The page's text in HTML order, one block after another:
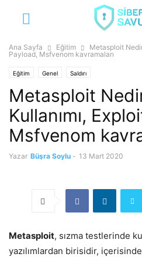
Ana Sayfa Eğitim
Metasploit
Payload, Msfvenom kavramaları
Eğitim Genel Saldırı
Metasploit
Kullanımı,
Msfvenom
Yazar Büşra Soylu - 13 Mart 2020
Metasploit, sızma testlerinde
yazılımlardan birisidir,